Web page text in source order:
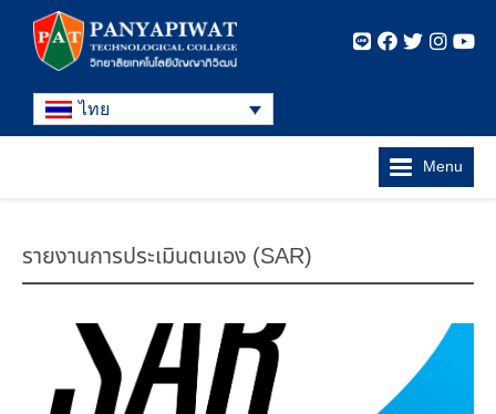
ไทย
Menu
รายงานการประเมินตนเอง (SAR)